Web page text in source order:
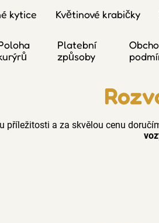
kytice Květinové krabičky
Platební
způsoby
příležitosti a za skvělou cenu